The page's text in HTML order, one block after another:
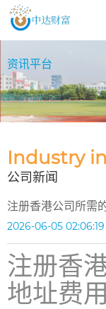
资讯平台
BUSINESS SCHOOL
Industry
公司新闻
注册香港公司所需
2026-06-05 02:06:19
注册香
地址费用